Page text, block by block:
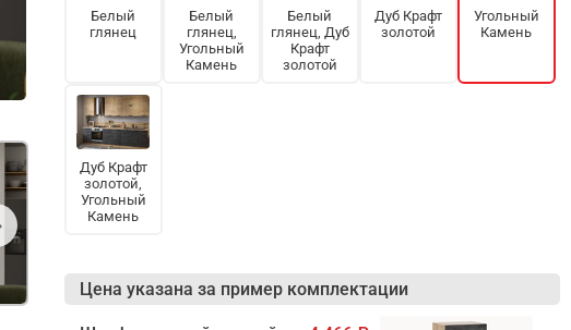
Белый
глянец
Белый
глянец,
Угольный
Камень
Белый
глянец, Дуб
Крафт
золотой
Дуб Крафт
золотой
Угольный
Камень
Дуб Крафт
золотой,
Угольный
Камень
Цена указана за пример комплектации